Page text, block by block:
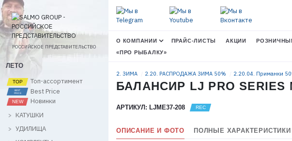
РОССИЙСКОЕ ПРЕДСТАВИТЕЛЬСТВО
ЛЕТО
Топ-ассортимент
Best Price
Новинки
КАТУШКИ
УДИЛИЩА
О КОМПАНИИ ПРАЙС-ЛИСТЫ АКЦИИ
«ПРО РЫБАЛКУ»
2. ЗИМА 2.20. РАСПРОДАЖА ЗИМА 50% 2.20.04. Приманки
БАЛАНСИР LJ PRO SERIES
АРТИКУЛ: LJME37-208
ОПИСАНИЕ И ФОТО ПОЛНЫЕ ХАРАКТЕРИСТИКИ